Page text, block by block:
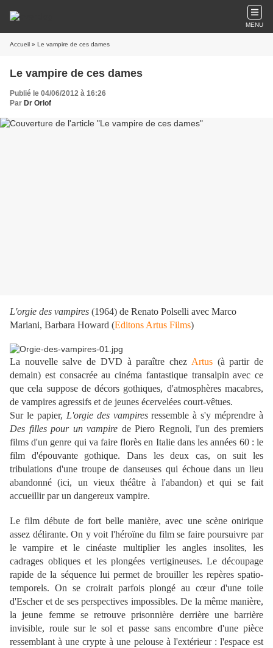
MENU
Accueil » Le vampire de ces dames
Le vampire de ces dames
Publié le 04/06/2012 à 16:26
Par Dr Orlof
L'orgie des vampires (1964) de Renato Polselli avec Marco
Mariani, Barbara Howard (Editons Artus Films)
La nouvelle salve de DVD à paraître chez Artus(à partir de
demain) est consacrée au cinéma fantastique transalpin avec ce
que cela suppose de décors gothiques, d'atmosphères macabres,
de vampires agressifs et de jeunes écervelées court-vêtues.
Sur le papier, L'orgie des vampiresressemble à s'y méprendre à
Des filles pour un vampire de Piero Regnoli, l'un des premiers
films d'un genre qui va faire florès en Italie dans les années 60 : le
film d'épouvante gothique. Dans les deux cas, on suit les
tribulations d'une troupe de danseuses qui échoue dans un lieu
abandonné (ici, un vieux théâtre à l'abandon) et qui se fait
accueillir par un dangereux vampire.
Le film débute de fort belle manière, avec une scène onirique
assez délirante. On y voit l'héroïne du film se faire poursuivre par
le vampire et le cinéaste multiplier les angles insolites, les
cadrages obliques et les plongées vertigineuses. Le découpage
rapide de la séquence lui permet de brouiller les repères spatio-
temporels. On se croirait parfois plongé au cœur d'une toile
d'Escher et de ses perspectives impossibles. De la même manière,
la jeune femme se retrouve prisonnière derrière une barrière
invisible, roule sur le sol et passe sans encombre d'une pièce
ressemblant à une crypte à une pelouse à l'extérieur : l'espace est